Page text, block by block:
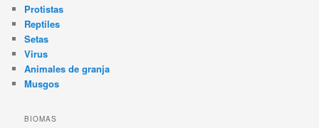
Protistas
Reptiles
Setas
Virus
Animales de granja
Musgos
BIOMAS